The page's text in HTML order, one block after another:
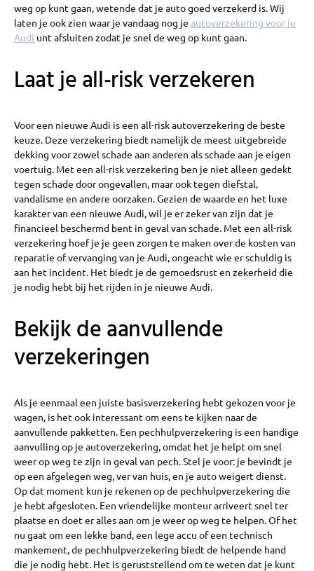
weg op kunt gaan, wetende dat je auto goed verzekerd is. Wij
laten je ook zien waar je vandaag nog je autoverzekering voor je
Audi unt afsluiten zodat je snel de weg op kunt gaan.
Laat je all-risk verzekeren
Voor een nieuwe Audi is een all-risk autoverzekering de beste
keuze. Deze verzekering biedt namelijk de meest uitgebreide
dekking voor zowel schade aan anderen als schade aan je eigen
voertuig. Met een all-risk verzekering ben je niet alleen gedekt
tegen schade door ongevallen, maar ook tegen diefstal,
vandalisme en andere oorzaken. Gezien de waarde en het luxe
karakter van een nieuwe Audi, wil je er zeker van zijn dat je
financieel beschermd bent in geval van schade. Met een all-risk
verzekering hoef je je geen zorgen te maken over de kosten van
reparatie of vervanging van je Audi, ongeacht wie er schuldig is
aan het incident. Het biedt je de gemoedsrust en zekerheid die
je nodig hebt bij het rijden in je nieuwe Audi.
Bekijk de aanvullende
verzekeringen
Als je eenmaal een juiste basisverzekering hebt gekozen voor je
wagen, is het ook interessant om eens te kijken naar de
aanvullende pakketten. Een pechhulpverzekering is een handige
aanvulling op je autoverzekering, omdat het je helpt om snel
weer op weg te zijn in geval van pech. Stel je voor: je bevindt je
op een afgelegen weg, ver van huis, en je auto weigert dienst.
Op dat moment kun je rekenen op de pechhulpverzekering die
je hebt afgesloten. Een vriendelijke monteur arriveert snel ter
plaatse en doet er alles aan om je weer op weg te helpen. Of het
nu gaat om een lekke band, een lege accu of een technisch
mankement, de pechhulpverzekering biedt de helpende hand
die je nodig hebt. Het is geruststellend om te weten dat je kunt